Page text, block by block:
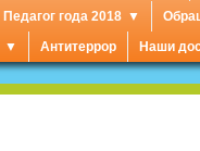
Педагог года 2018
Антитеррор Наши